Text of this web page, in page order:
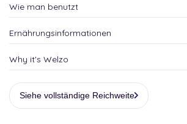
Wie man benutzt
Ernährungsinformationen
Why it's Welzo
Siehe vollständige Reichweite